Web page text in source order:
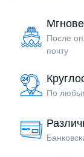
После
почту
По